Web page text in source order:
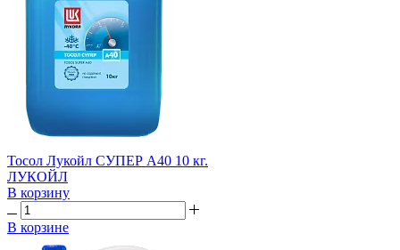
Тосол Лукойл СУПЕР А40 10 кг.
ЛУКОЙЛ
В корзину
В корзине